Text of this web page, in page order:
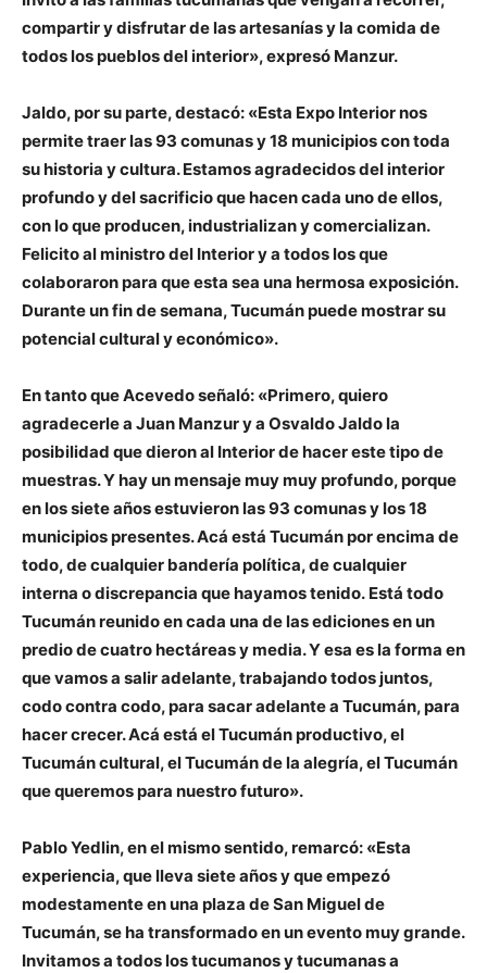
compartir y disfrutar de las artesanías y la comida de
todos los pueblos del interior», expresó Manzur.
Jaldo, por su parte, destacó: «Esta Expo Interior nos
permite traer las 93 comunas y 18 municipios con toda
su historia y cultura. Estamos agradecidos del interior
profundo y del sacrificio que hacen cada uno de ellos,
con lo que producen, industrializan y comercializan.
Felicito al ministro del Interior y a todos los que
colaboraron para que esta sea una hermosa exposición.
Durante un fin de semana, Tucumán puede mostrar su
potencial cultural y económico».
En tanto que Acevedo señaló: «Primero, quiero
agradecerle a Juan Manzur y a Osvaldo Jaldo la
posibilidad que dieron al Interior de hacer este tipo de
muestras. Y hay un mensaje muy muy profundo, porque
en los siete años estuvieron las 93 comunas y los 18
municipios presentes. Acá está Tucumán por encima de
todo, de cualquier bandería política, de cualquier
interna o discrepancia que hayamos tenido. Está todo
Tucumán reunido en cada una de las ediciones en un
predio de cuatro hectáreas y media. Y esa es la forma en
que vamos a salir adelante, trabajando todos juntos,
codo contra codo, para sacar adelante a Tucumán, para
hacer crecer. Acá está el Tucumán productivo, el
Tucumán cultural, el Tucumán de la alegría, el Tucumán
que queremos para nuestro futuro».
Pablo Yedlin, en el mismo sentido, remarcó: «Esta
experiencia, que lleva siete años y que empezó
modestamente en una plaza de San Miguel de
Tucumán, se ha transformado en un evento muy grande.
Invitamos a todos los tucumanos y tucumanas a